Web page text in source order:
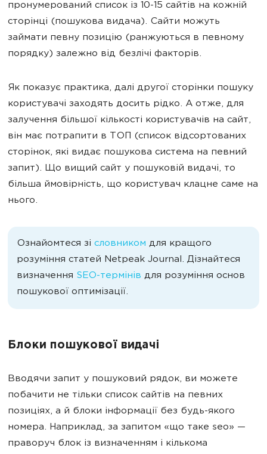
пронумерований список із 10-15 сайтів на кожній
сторінці (пошукова видача). Сайти можуть
займати певну позицію (ранжуються в певному
порядку) залежно від безлічі факторів.
Як показує практика, далі другої сторінки пошуку
користувачі заходять досить рідко. А отже, для
залучення більшої кількості користувачів на сайт,
він має потрапити в ТОП (список відсортованих
сторінок, які видає пошукова система на певний
запит). Що вищий сайт у пошуковій видачі, то
більша ймовірність, що користувач клацне саме на
нього.
Ознайомтеся зі словником для кращого
розуміння статей Netpeak Journal. Дізнайтеся
визначення SEO-термінів для розуміння основ
пошукової оптимізації.
Блоки пошукової видачі
Вводячи запит у пошуковий рядок, ви можете
побачити не тільки список сайтів на певних
позиціях, а й блоки інформації без будь-якого
номера. Наприклад, за запитом «що таке seo» —
праворуч блок із визначенням і кількома